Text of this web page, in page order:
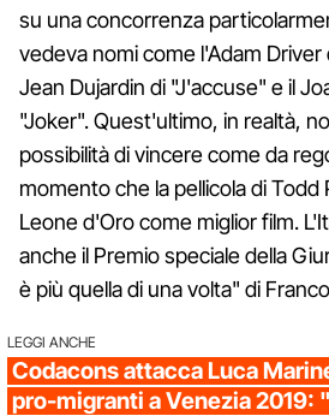
su una concorrenza
vedeva nomi come l'Adam Driver
Jean Dujardin di "J'accuse" e il
"Joker". Quest'ultimo, in realtà,
possibilità di vincere come da
momento che la pellicola di Todd
Leone d'Oro come miglior film.
anche il Premio speciale della
è più quella di una volta" di
LEGGI ANCHE
Codacons attacca Luca
pro-migranti a Venezia 2019: